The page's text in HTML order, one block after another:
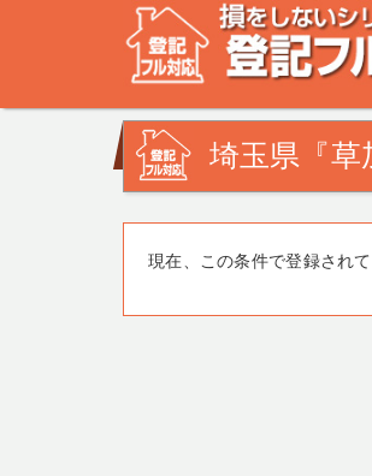
不動産登記の相談なら、登記フ
みを司法書士・土地家屋調査士
埼玉県『
現在、この条件で登録され